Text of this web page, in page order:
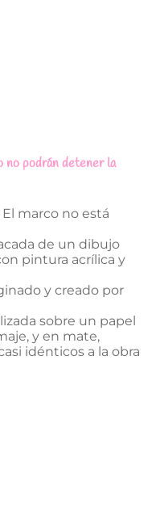
no podrán detener la
El marco no está
de un dibujo
pintura acrílica y
y creado por
sobre un papel
y en mate,
idénticos a la obra